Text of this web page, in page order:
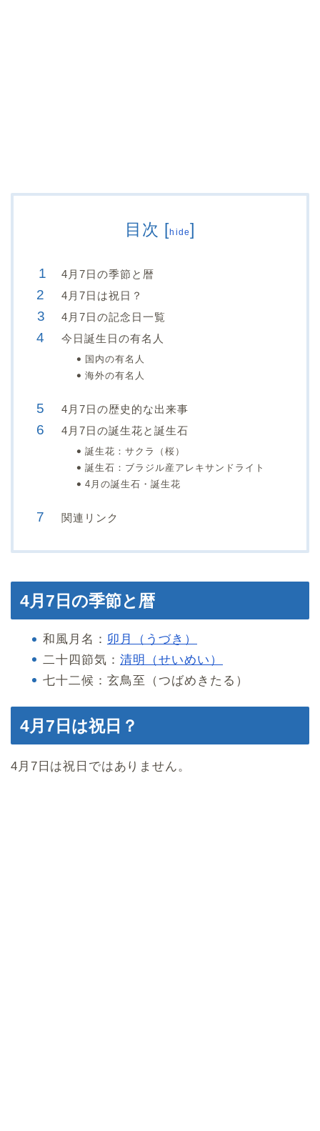
目次 [hide]
4月7日の季節と暦
4月7日は祝日？
4月7日の記念日一覧
今日誕生日の有名人
国内の有名人
海外の有名人
4月7日の歴史的な出来事
4月7日の誕生花と誕生石
誕生花：サクラ（桜）
誕生石：ブラジル産アレキサンドライト
4月の誕生石・誕生花
関連リンク
4月7日の季節と暦
和風月名： 卯月（うづき）
二十四節気： 清明（せいめい）
七十二候：玄鳥至（つばめきたる）
4月7日は祝日？
4月7日は祝日ではありません。